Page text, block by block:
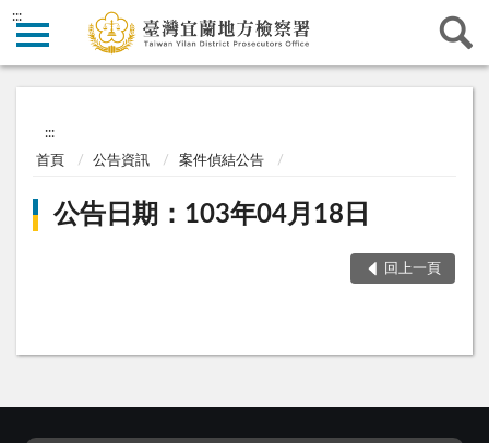
:::
:::
首頁 公告資訊 案件偵結公告
公告日期：103年04月18日
回上一頁